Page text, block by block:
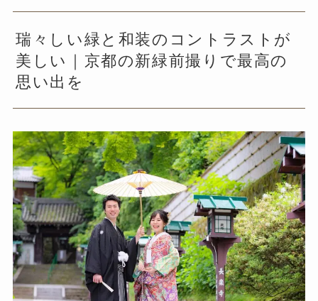
瑞々しい緑と和装のコントラストが
美しい｜京都の新緑前撮りで最高の
思い出を